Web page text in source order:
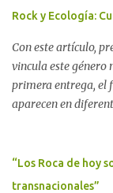
proyecto legislativo
Movimiento
Rodríguez Pardo,
territorial frente a
globalizada.
Dukal.
Rock y Ecología:
Con este artículo,
vincula este género
primera entrega, el
aparecen en
Carolina Aponte La
Rock Nacional.
“Los Roca de hoy
transnacionales”